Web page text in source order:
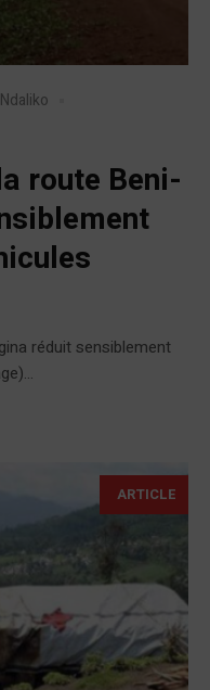
route Beni-
réduit sensiblement
ARTICLE